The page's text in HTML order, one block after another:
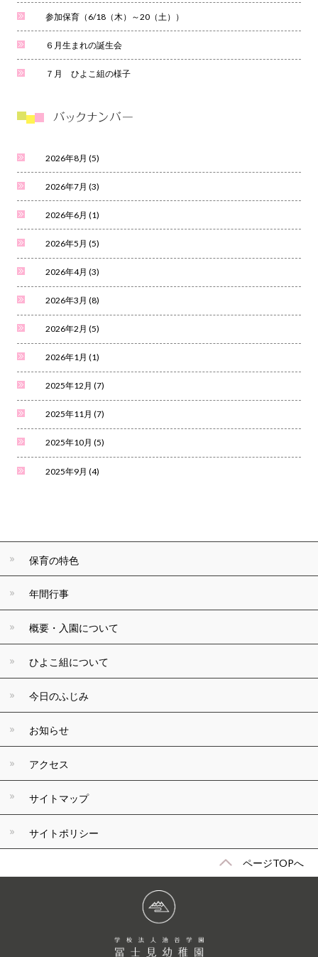
参加保育（6/18（木）～20（土））
６月生まれの誕生会
７月 ひよこ組の様子
2026年8月 (5)
2026年7月 (3)
2026年6月 (1)
2026年5月 (5)
2026年4月 (3)
2026年3月 (8)
2026年2月 (5)
2026年1月 (1)
2025年12月 (7)
2025年11月 (7)
2025年10月 (5)
2025年9月 (4)
保育の特色
年間行事
概要・入園について
ひよこ組について
今日のふじみ
お知らせ
アクセス
サイトマップ
サイトポリシー
ページTOPへ